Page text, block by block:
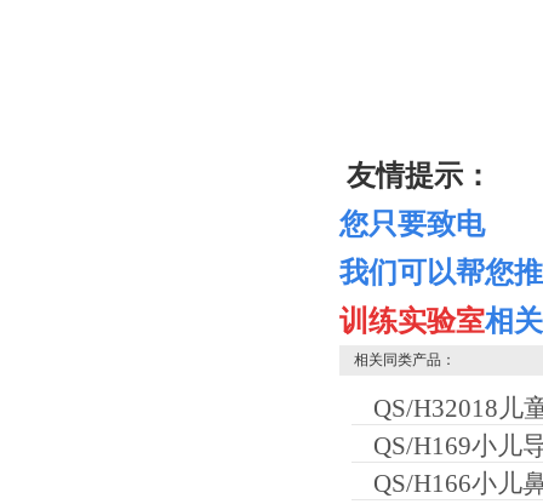
友情提示：
您只要致电
我们可以帮您
训练实验室相
相关同类产品：
QS/H32018儿
QS/H169小儿
QS/H166小儿